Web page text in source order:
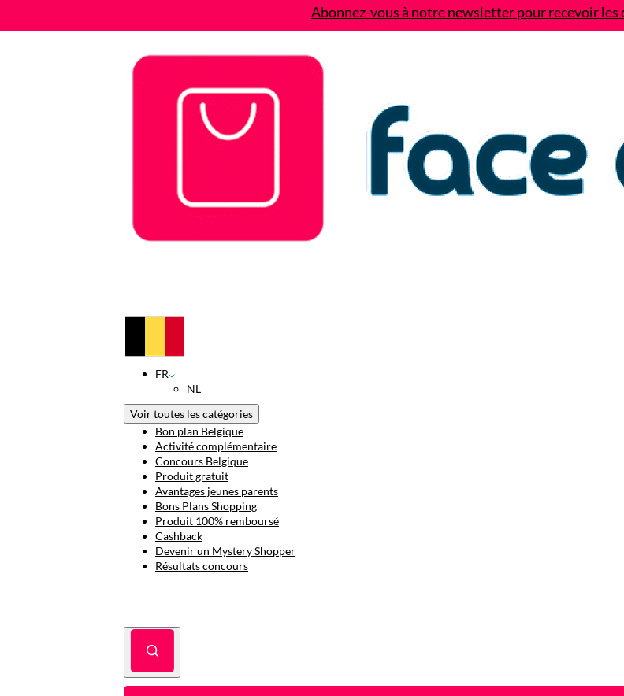
Abonnez-vous à notre newsletter pour recevoir
FR
NL
Voir toutes les catégories
Bon plan Belgique
Activité complémentaire
Concours Belgique
Produit gratuit
Avantages jeunes parents
Bons Plans Shopping
Produit 100% remboursé
Cashback
Devenir un Mystery Shopper
Résultats concours